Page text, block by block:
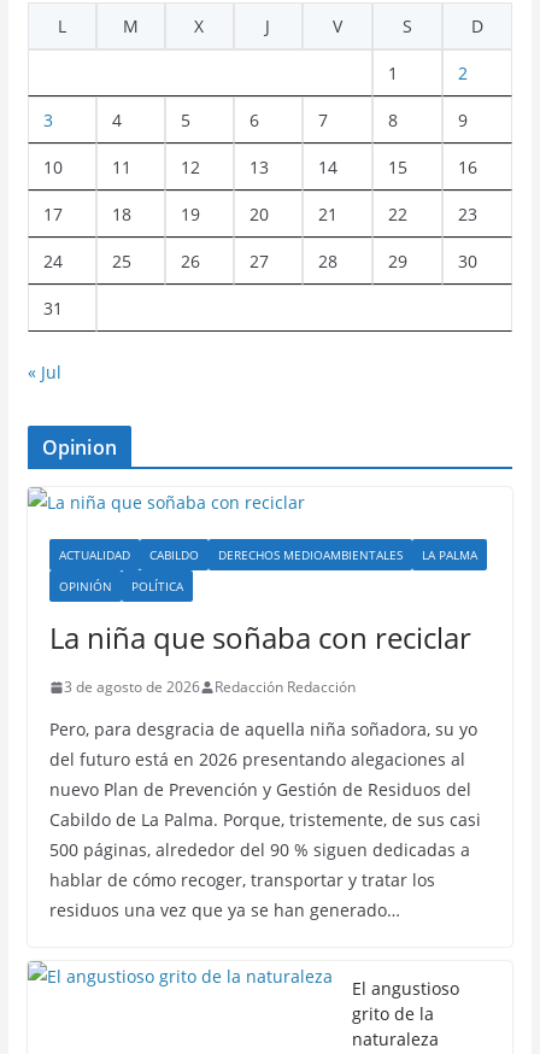
L
M X J V S D
1 2
3 4 5 6 7 8 9
10 11 12 13 14 15 16
17 18 19 20 21 22 23
24 25 26 27 28 29 30
31
« Jul
Opinion
ACTUALIDAD CABILDO DERECHOS MEDIOAMBIENTALES
LA PALMA
OPINIÓN
POLÍTICA
La niña que soñaba con reciclar
3 de agosto de 2026 Redacción Redacción
Pero, para desgracia de aquella niña soñadora, su yo
del futuro está en 2026 presentando alegaciones al
nuevo Plan de Prevención y Gestión de Residuos del
Cabildo de La Palma. Porque, tristemente, de sus casi
500 páginas, alrededor del 90 % siguen dedicadas a
hablar de cómo recoger, transportar y tratar los
residuos una vez que ya se han generado…
El angustioso
grito de la
naturaleza